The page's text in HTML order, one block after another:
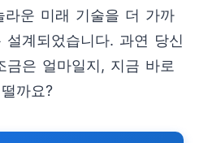
라운 미래 기술을 더 가까
계되었습니다. 과연 당신
은 얼마일지, 지금 바로
까요?